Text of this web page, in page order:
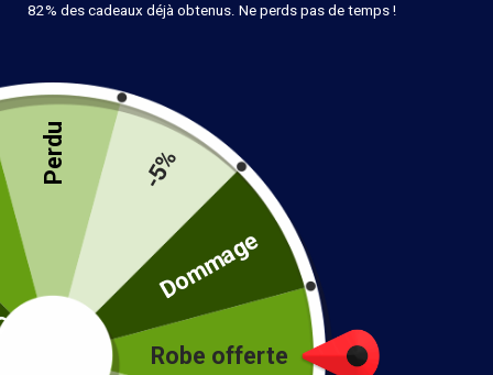
Robe Longue Bohème Foncée
82% des cadeaux déjà obtenus. Ne perds pas de temps !
Robe offerte
Perdu -5%
Dommage